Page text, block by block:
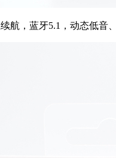
航，蓝牙5.1，动态低音